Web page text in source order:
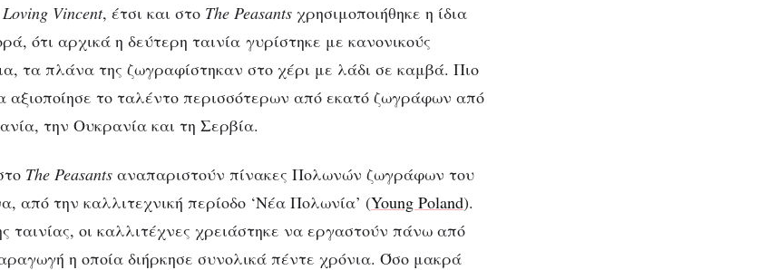
Μία ταινία
ζωγραφικής
Loving Vincent, έτσι και στο The Peasants χρησιμοποιήθηκε η ίδια
ότι αρχικά η δεύτερη ταινία γυρίστηκε με κανονικούς
τα πλάνα της ζωγραφίστηκαν στο χέρι με λάδι σε καμβά. Πιο
αξιοποίησε το ταλέντο περισσότερων από εκατό ζωγράφων από
την Ουκρανία και τη Σερβία.
The Peasants αναπαριστούν πίνακες Πολωνών ζωγράφων του
από την καλλιτεχνική περίοδο ‘Νέα Πολωνία’ (Young Poland).
ταινίας, οι καλλιτέχνες χρειάστηκε να εργαστούν πάνω από
η οποία διήρκησε συνολικά πέντε χρόνια. Όσο μακρά